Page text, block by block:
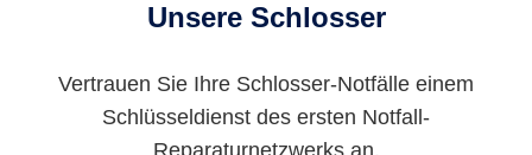
Unsere Schlosser
Vertrauen Sie Ihre Schlosser-Notfälle einem
Schlüsseldienst des ersten Notfall-
Reparaturnetzwerks an.